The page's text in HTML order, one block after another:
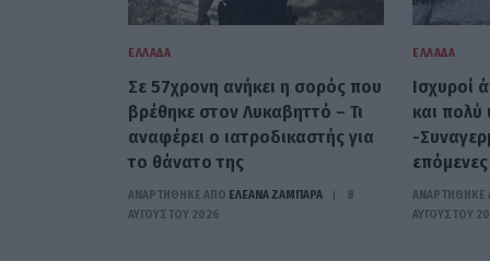
ΕΛΛΆΔΑ
Σε 57χρονη ανήκει η σορός που
βρέθηκε στον Λυκαβηττό – Τι
αναφέρει ο ιατροδικαστής για
το θάνατο της
ΑΝΑΡΤΗΘΗΚΕ ΑΠΟ ΕΛΕΑΝΑ ΖΑΜΠΑΡΑ
8
ΑΥΓΟΎΣΤΟΥ 2026
ΕΛΛΆΔΑ
Ισχυροί
και πολύ
-
ΑΝΑΡΤΗΘΗΚΕ
ΑΥΓΟΎΣΤΟΥ